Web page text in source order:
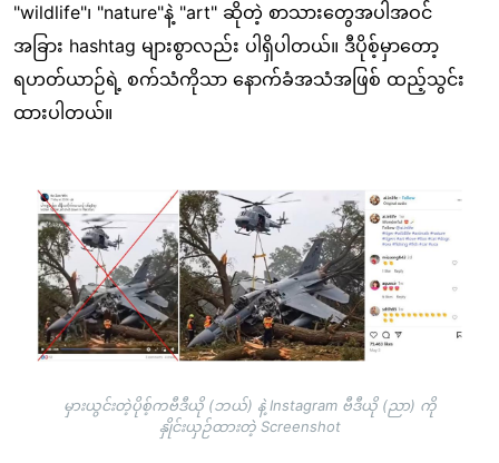
"wildlife"၊ "nature"နဲ့ "art" ဆိုတဲ့ စာသားတွေအပါအဝင်
အခြား hashtag များစွာလည်း ပါရှိပါတယ်။ ဒီပိုစ့်မှာတော့
ရဟတ်ယာဉ်ရဲ့ စက်သံကိုသာ နောက်ခံအသံအဖြစ် ထည့်သွင်း
ထားပါတယ်။
Image
မှားယွင်းတဲ့ပိုစ့်ကဗီဒီယို (ဘယ်) နဲ့ Instagram ဗီဒီယို (ညာ) ကို
နှိုင်းယှဉ်ထားတဲ့ Screenshot